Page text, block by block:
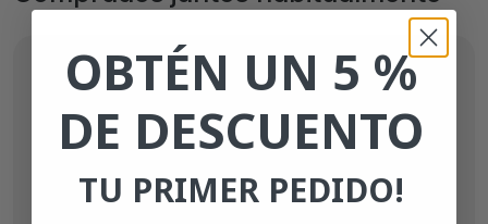
OBTÉN UN 5 %
DE DESCUENTO
TU PRIMER PEDIDO!